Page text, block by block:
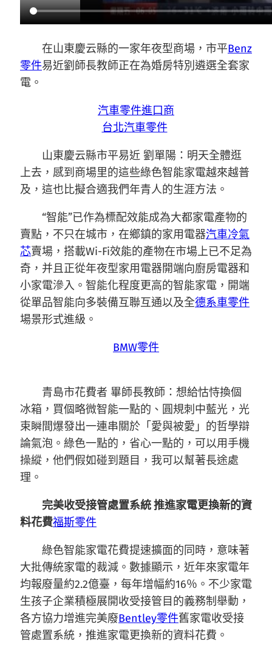
在山東慶云縣的一家年夜型商場，市平Benz
零件易近劉師長教師正在為婚房特別遴選全套家
電。
汽車零件進口商
台北汽車零件
山東慶云縣市平易近 劉單陽：明天全體逛
上去，感到商場里的這些綠色智能家電越來越普
及，這也比擬合適我們年青人的生涯方法。
“智能”已作為標配效能成為大都家電產物的
賣點，不只在城市，在鄉鎮的家用電器汽車冷氣
芯賣場，搭載Wi-Fi效能的產物在市場上已不足為
奇，并且正從年夜型家用電器開端向廚房電器和
小家電滲入。智能化程度更高的智能家電，開端
從單品智能向多裝備互聯互通以及全德系車零件
場景形式進級。
BMW零件
青島市花費者 畢師長教師：想給怙恃換個
冰箱，買個略微智能一點的、圓規刺中藍光，光
束瞬間爆發出一連串關於「愛與被愛」的哲學辯
論氣泡。綠色一點的，省心一點的，可以用手機
操縱，他們假如碰到題目，我可以幫著長途處
理。
完美收受接管處置系統 推進家電更換新的資
料花費福斯零件
綠色智能家電花費提速擴面的同時，意味著
大批傳統家電的裁減。數據顯示，近年來家電年
均報廢量約2.2億臺，每年增幅約16％。不少家電
生孩子企業積極展開收受接管目的義務制舉動，
各方協力增進完美廢Bentley零件舊家電收受接
管處置系統，推進家電更換新的資料花費。